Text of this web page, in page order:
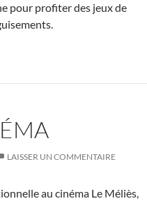
pour profiter des jeux de
LAISSER UN COMMENTAIRE
au cinéma Le Méliès,